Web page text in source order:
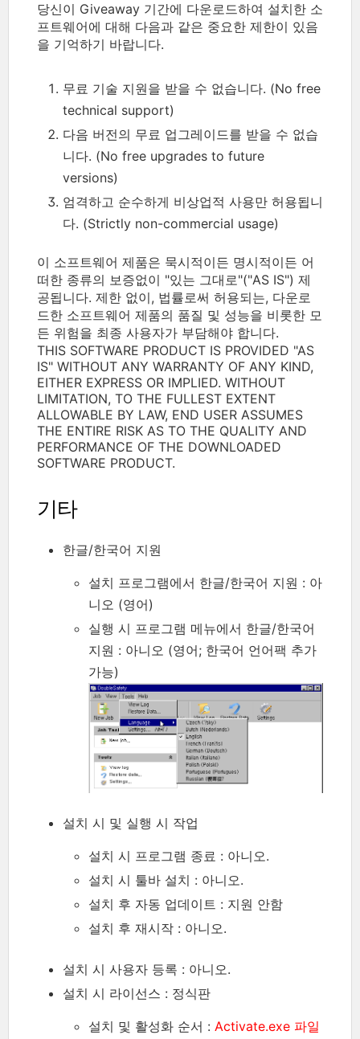
당신이 Giveaway 기간에 다운로드하여 설치한 소
프트웨어에 대해 다음과 같은 중요한 제한이 있음
을 기억하기 바랍니다.
무료 기술 지원을 받을 수 없습니다. (No free
technical support)
다음 버전의 무료 업그레이드를 받을 수 없습
니다. (No free upgrades to future
versions)
엄격하고 순수하게 비상업적 사용만 허용됩니
다. (Strictly non-commercial usage)
이 소프트웨어 제품은 묵시적이든 명시적이든 어
떠한 종류의 보증없이 "있는 그대로"("AS IS") 제
공됩니다. 제한 없이, 법률로써 허용되는, 다운로
드한 소프트웨어 제품의 품질 및 성능을 비롯한 모
든 위험을 최종 사용자가 부담해야 합니다.
THIS SOFTWARE PRODUCT IS PROVIDED "AS
IS" WITHOUT ANY WARRANTY OF ANY KIND,
EITHER EXPRESS OR IMPLIED. WITHOUT
LIMITATION, TO THE FULLEST EXTENT
ALLOWABLE BY LAW, END USER ASSUMES
THE ENTIRE RISK AS TO THE QUALITY AND
PERFORMANCE OF THE DOWNLOADED
SOFTWARE PRODUCT.
기타
한글/한국어 지원
설치 프로그램에서 한글/한국어 지원 : 아
니오 (영어)
실행 시 프로그램 메뉴에서 한글/한국어
지원 : 아니오 (영어; 한국어 언어팩 추가
가능)
설치 시 및 실행 시 작업
설치 시 프로그램 종료 : 아니오.
설치 시 툴바 설치 : 아니오.
설치 후 자동 업데이트 : 지원 안함
설치 후 재시작 : 아니오.
설치 시 사용자 등록 : 아니오.
설치 시 라이선스 : 정식판
설치 및 활성화 순서 : Activate.exe 파일